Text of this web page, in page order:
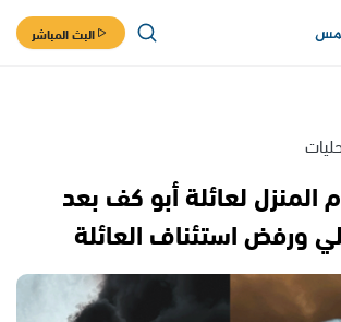
البث المباشر
لعائلة أبو كف بعد
ورفض استئناف العائلة